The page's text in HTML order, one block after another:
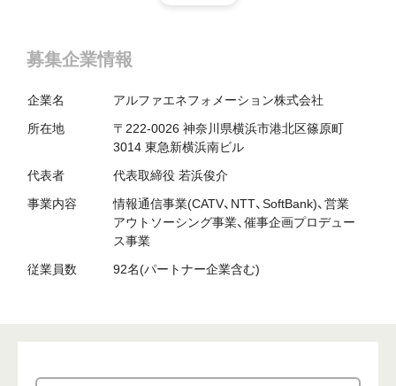
募集企業情報
企業名
アルファエネフォメーション株式会社
所在地
〒222-0026 神奈川県横浜市港北区篠原町
3014 東急新横浜南ビル
代表者
代表取締役 若浜俊介
事業内容
情報通信事業(CATV、NTT、SoftBank)、営業
アウトソーシング事業、催事企画プロデュー
ス事業
従業員数
92名(パートナー企業含む)